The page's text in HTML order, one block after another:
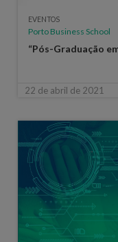
EVENTOS
Porto Business School
“Pós-Graduação
22 de abril de 2021